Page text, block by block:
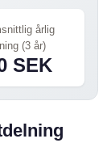
årlig
(3 år)
SEK